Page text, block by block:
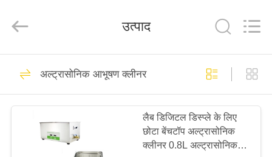
उत्पादों
Technology
limited.
औद्योगिक अल्ट्रासोनिक
345
उत्पाद
अल्ट्रासोनिक आभूषण क्लीनर
लैब डिजिटल डिस्प्ले के लिए
छोटा बेंचटॉप अल्ट्रासोनिक
क्लीनर 0.8L अल्ट्रासोनिक